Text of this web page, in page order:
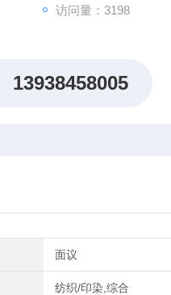
访问量：3198
13938458005
面议
纺织/印染,综合